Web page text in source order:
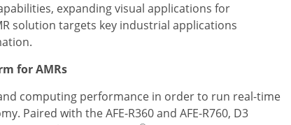
expanding visual applications for
solution targets key industrial applications
for AMRs
computing performance in order to run real-time
Paired with the AFE-R360 and AFE-R760, D3